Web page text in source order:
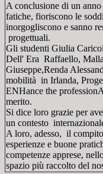
A conclusione di un
fatiche, fioriscono le
inorgogliscono e sanno
progettuali.
Gli studenti Giulia
Dell' Era Raffaello,
Giuseppe,Renda
mobilità in Irlanda,
ENHance the
merito.
Si dice loro grazie per
un contesto
A loro, adesso, il
esperienze e buone
competenze apprese,
spazio più raccolto del